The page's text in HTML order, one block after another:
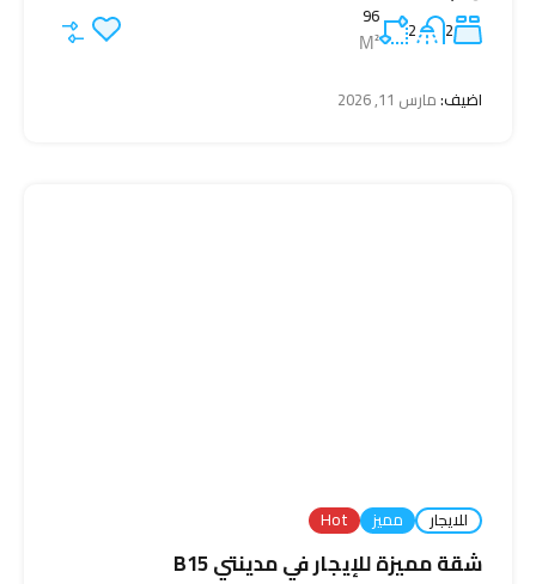
2
2
96
M²
اضيف:مارس 11, 2026
للايجار مميز Hot
شقة مميزة للإيجار في مدينتي B15